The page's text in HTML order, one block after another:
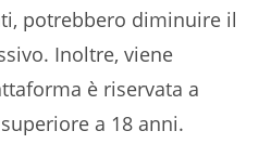
potrebbero diminuire il
Inoltre, viene
è riservata a
a 18 anni.